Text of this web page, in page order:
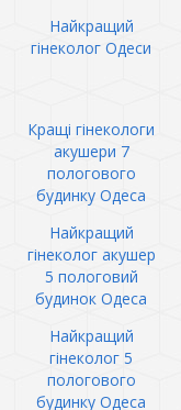
Найкращий
гінеколог Одеси
Кращі гінекологи
акушери 7
пологового
будинку Одеса
Найкращий
гінеколог акушер
5 пологовий
будинок Одеса
Найкращий
гінеколог 5
пологового
будинку Одеса